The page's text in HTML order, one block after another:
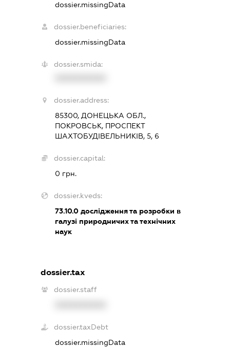
dossier.missingData
dossier.beneficiaries:
dossier.missingData
dossier.smida:
dossier.address:
85300, ДОНЕЦЬКА ОБЛ.,
ПОКРОВСЬК, ПРОСПЕКТ
ШАХТОБУДІВЕЛЬНИКІВ, 5, 6
dossier.capital:
0 грн.
dossier.kveds:
73.10.0 дослідження та розробки в
галузі природничих та технічних
наук
dossier.tax
dossier.staff
dossier.taxDebt
dossier.missingData